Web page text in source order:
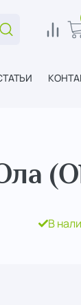
Поиск... 0
В